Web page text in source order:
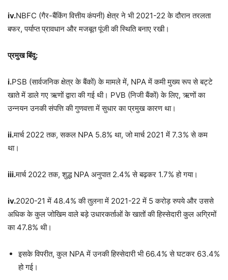
iv.NBFC (गैर-बैंकिंग वित्तीय कंपनी) क्षेत्र ने भी 2021-22 के दौरान तरलता
बफर, पर्याप्त प्रावधान और मजबूत पूंजी की स्थिति बनाए रखी।
प्रमुख बिंदु:
i.PSB (सार्वजनिक क्षेत्र के बैंकों) के मामले में, NPA में कमी मुख्य रूप से बट्टे
खाते में डाले गए ऋणों द्वारा की गई थी। PVB (निजी बैंकों) के लिए, ऋणों का
उन्नयन उनकी संपत्ति की गुणवत्ता में सुधार का प्रमुख कारण था।
ii.मार्च 2022 तक, सकल NPA 5.8% था, जो मार्च 2021 में 7.3% से कम
था।
iii.मार्च 2022 तक, शुद्ध NPA अनुपात 2.4% से बढ़कर 1.7% हो गया।
iv.2020-21 में 48.4% की तुलना में 2021-22 में 5 करोड़ रुपये और उससे
अधिक के कुल जोखिम वाले बड़े उधारकर्ताओं के खातों की हिस्सेदारी कुल अग्रिमों
का 47.8% थी।
इसके विपरीत, कुल NPA में उनकी हिस्सेदारी भी 66.4% से घटकर 63.4%
हो गई।